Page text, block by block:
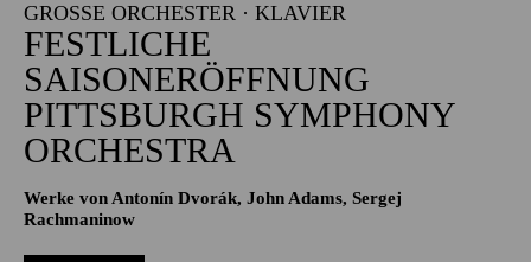
GROSSE ORCHESTER · KLAVIER
FESTLICHE
SAISONERÖFFNUNG
PITTSBURGH SYMPHONY
ORCHESTRA
Werke von Antonín Dvorák, John Adams, Sergej
Rachmaninow